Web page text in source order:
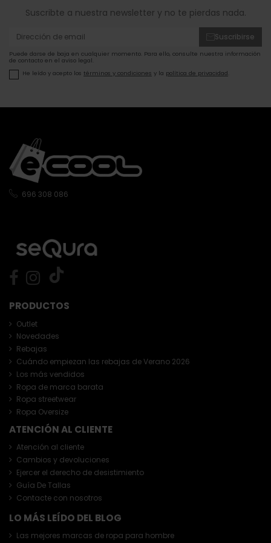
Suscribte a nuestra newsletter y no te pierdas nada.
Suscribirse
Puede darse de baja en cualquier momento. Para ello, consulte nuestra información
de contacto en el aviso legal.
He leído y acepto los términos y condiciones y la política de privacidad
PRODUCTOS
Outlet
Novedades
Rebajas
Cuándo empiezan las rebajas de Verano 2026
Los más vendidos
Ropa de marca barata
Ropa streetwear
Ropa Oversize
ATENCIÓN AL CLIENTE
Atención al cliente
Cambios y devoluciones
Ejercer el derecho de desistimiento
Guía De Tallas
Contacte con nosotros
LO MÁS LEÍDO DEL BLOG
Las mejores marcas de ropa para hombre
696 308 086